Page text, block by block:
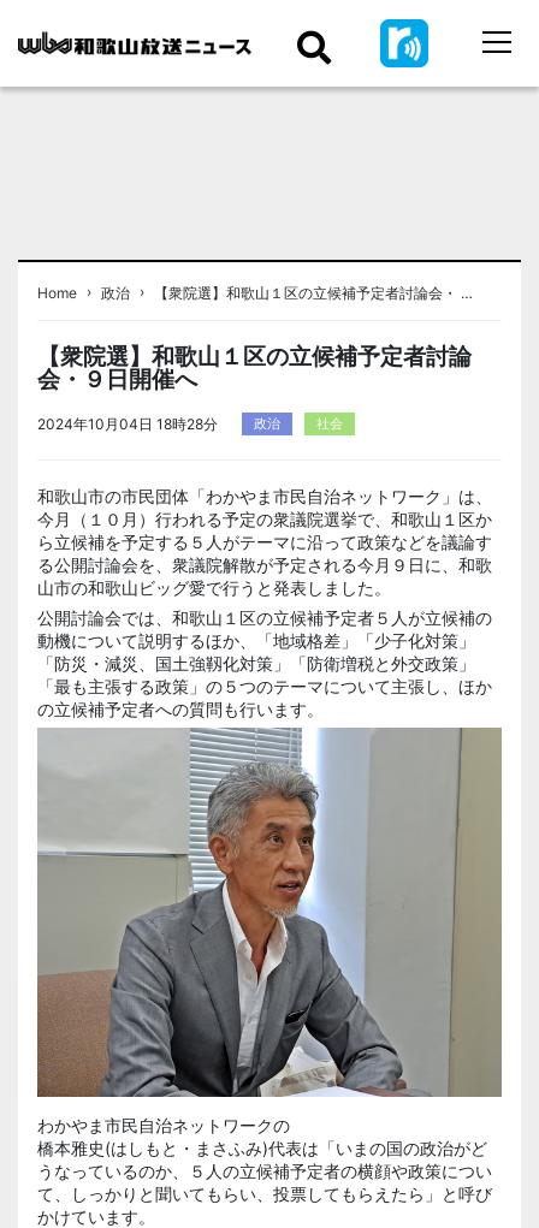
Home › 政治 › 【衆院選】和歌山１区の立候補予定者討論会・ …
【衆院選】和歌山１区の立候補予定者討論
会・９日開催へ
2024年10月04日 18時28分 政治 社会
和歌山市の市民団体「わかやま市民自治ネットワーク」は、
今月（１０月）行われる予定の衆議院選挙で、和歌山１区か
ら立候補を予定する５人がテーマに沿って政策などを議論す
る公開討論会を、衆議院解散が予定される今月９日に、和歌
山市の和歌山ビッグ愛で行うと発表しました。
公開討論会では、和歌山１区の立候補予定者５人が立候補の
動機について説明するほか、「地域格差」「少子化対策」
「防災・減災、国土強靱化対策」「防衛増税と外交政策」
「最も主張する政策」の５つのテーマについて主張し、ほか
の立候補予定者への質問も行います。
わかやま市民自治ネットワークの
橋本雅史(はしもと・まさふみ)代表は「いまの国の政治がど
うなっているのか、５人の立候補予定者の横顔や政策につい
て、しっかりと聞いてもらい、投票してもらえたら」と呼び
かけています。